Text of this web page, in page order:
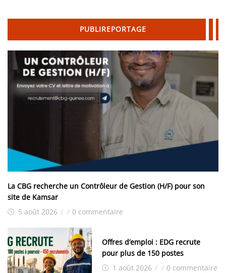
PUBLIREPORTAGE
La CBG recherche un Contrôleur de Gestion (H/F) pour son
site de Kamsar
5 août 2026 / / 0 commentaire
Offres d’emploi : EDG recrute
pour plus de 150 postes
1 août 2026 / / 0 commentaire